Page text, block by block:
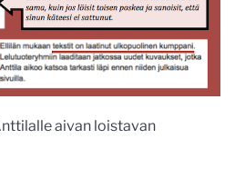
aivan loistavan